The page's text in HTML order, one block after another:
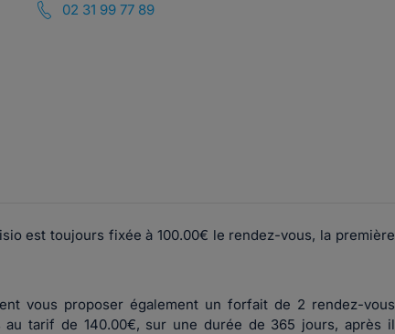
02 31 99 77 89
est toujours fixée à 100.00€ le rendez-vous, la première
vous proposer également un forfait de 2 rendez-vous
tarif de 140.00€, sur une durée de 365 jours, après il